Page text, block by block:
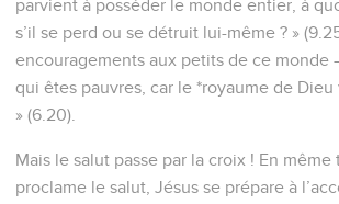
parvient à posséder le monde entier, à
s’il se perd ou se détruit lui-même ? »
encouragements aux petits de ce monde
qui êtes pauvres, car le *royaume de Dieu
» (6.20).
Mais le salut passe par la croix ! En même
proclame le salut, Jésus se prépare à